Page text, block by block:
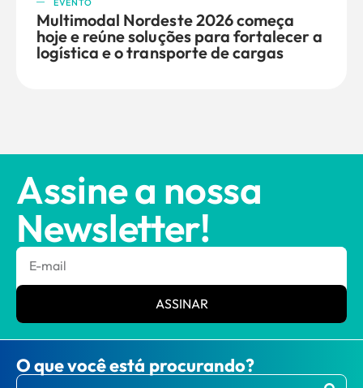
EVENTO
Multimodal Nordeste 2026 começa
hoje e reúne soluções para fortalecer a
logística e o transporte de cargas
Assine a nossa
Newsletter!
ASSINAR
O que você está procurando?